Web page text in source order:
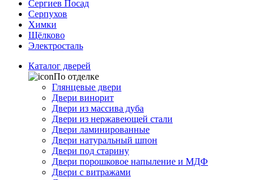
Сергиев Посад
Серпухов
Химки
Щёлково
Электросталь
Каталог дверей
По отделке
Глянцевые двери
Двери винорит
Двери из массива дуба
Двери из нержавеющей стали
Двери ламинированные
Двери натуральный шпон
Двери под старину
Двери порошковое напыление и МДФ
Двери с витражами